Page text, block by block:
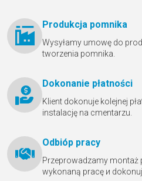
Produkcja pomnika
Wysyłamy umowę do
tworzenia pomnika.
Dokonanie płatności
Klient dokonuje kolejnej
instalację na cmentarzu.
Odbióр pracy
Przeprowadzamy montaż
wykonaną pracę и